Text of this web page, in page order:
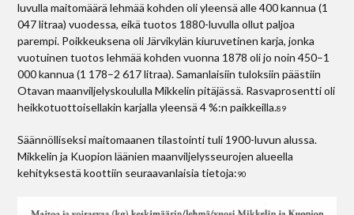
luvulla maitomäärä lehmää kohden oli yleensä alle 400 kannua (1
047 litraa) vuodessa, eikä tuotos 1880-luvulla ollut paljoa
parempi. Poikkeuksena oli Järvikylän kiuruvetinen karja, jonka
vuotuinen tuotos lehmää kohden vuonna 1878 oli jo noin 450–1
000 kannua (1 178–2 617 litraa). Samanlaisiin tuloksiin päästiin
Otavan maanviljelyskoululla Mikkelin pitäjässä. Rasvaprosentti oli
heikkotuottoisellakin karjalla yleensä 4 %:n paikkeilla.89
Säännölliseksi maitomaanen tilastointi tuli 1900-luvun alussa.
Mikkelin ja Kuopion läänien maanviljelysseurojen alueella
kehityksestä koottiin seuraavanlaisia tietoja:90